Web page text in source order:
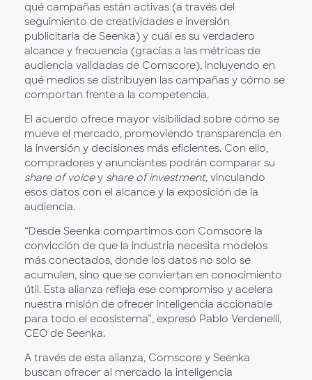
qué campañas están activas (a través del
seguimiento de creatividades e inversión
publicitaria de Seenka) y cuál es su verdadero
alcance y frecuencia (gracias a las métricas de
audiencia validadas de Comscore), incluyendo en
qué medios se distribuyen las campañas y cómo se
comportan frente a la competencia.
El acuerdo ofrece mayor visibilidad sobre cómo se
mueve el mercado, promoviendo transparencia en
la inversión y decisiones más eficientes. Con ello,
compradores y anunciantes podrán comparar su
share of voicey share of investment, vinculando
esos datos con el alcance y la exposición de la
audiencia.
“Desde Seenka compartimos con Comscore la
convicción de que la industria necesita modelos
más conectados, donde los datos no solo se
acumulen, sino que se conviertan en conocimiento
útil. Esta alianza refleja ese compromiso y acelera
nuestra misión de ofrecer inteligencia accionable
para todo el ecosistema”, expresó Pablo Verdenelli,
CEO de Seenka.
A través de esta alianza, Comscore y Seenka
buscan ofrecer al mercado la inteligencia